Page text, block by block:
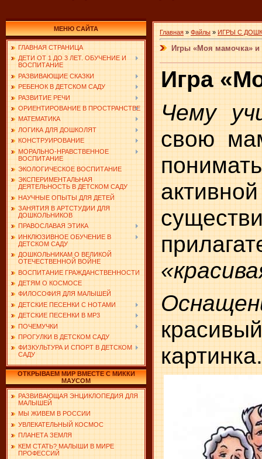
МЕНЮ САЙТА
ГЛАВНАЯ СТРАНИЦА
ДЕТИ ОТ 1 ДО 3 ЛЕТ. ОБУЧЕНИЕ И
ВОСПИТАНИЕ
РАЗВИВАЮЩИЕ СКАЗКИ
РЕБЕНОК В ДЕТСКОМ САДУ
РАЗВИТИЕ РЕЧИ
ОРИЕНТИРОВАНИЕ В ПРОСТРАНСТВЕ
МАТЕМАТИКА
ЛОГИКА ДЛЯ ДОШКОЛЯТ
КОНСТРУИРОВАНИЕ
МОРАЛЬНО-НРАВСТВЕННОЕ
ВОСПИТАНИЕ
ЭКОЛОГИЧЕСКОЕ ВОСПИТАНИЕ
ЭКСПЕРИМЕНТАЛЬНАЯ
ДЕЯТЕЛЬНОСТЬ В ДЕТСКОМ САДУ
НАУЧНЫЕ ОПЫТЫ ДЛЯ ДЕТЕЙ
ЗАНЯТИЯ В АРТСТУДИИ ДЛЯ
ДОШКОЛЬНИКОВ
ПРАВОСЛАВАЯ ЭТИКА
ИНКЛЮЗИВНОЕ ОБУЧЕНИЕ В
ДЕТСКОМ САДУ
ДОШКОЛЬНИКАМ О ВЕЛИКОЙ
ОТЕЧЕСТВЕННОЙ ВОЙНЕ
ВОСПИТАНИЕ ГРАЖДАНСТВЕННОСТИ
ДЕТЯМ О КОСМОСЕ
ФИЛОСОФИЯ ДЛЯ МАЛЫШЕЙ
ДЕТСКИЕ ПЕСЕНКИ С НОТАМИ
ДЕТСКИЕ ПЕСЕНКИ В MP3
ПОЧЕМУЧКИ
ПРОГУЛКИ В ДЕТСКОМ САДУ
ФИЗКУЛЬТУРА И СПОРТ В ДЕТСКОМ
САДУ
ОТКРЫВАЕМ МИР ВМЕСТЕ С МИККИ
МАУСОМ
РАЗВИВАЮЩАЯ ЭНЦИКЛОПЕДИЯ ДЛЯ
МАЛЫШЕЙ
МЫ ЖИВЕМ В РОССИИ
УВЛЕКАТЕЛЬНЫЙ КОСМОС
ПЛАНЕТА ЗЕМЛЯ
КЕМ СТАТЬ? МАЛЫШИ В МИРЕ
ПРОФЕССИЙ
Главная » Файлы » ИГРЫ С
Игры «Моя мамочка» и
Игра
Чему
свою
картинка.